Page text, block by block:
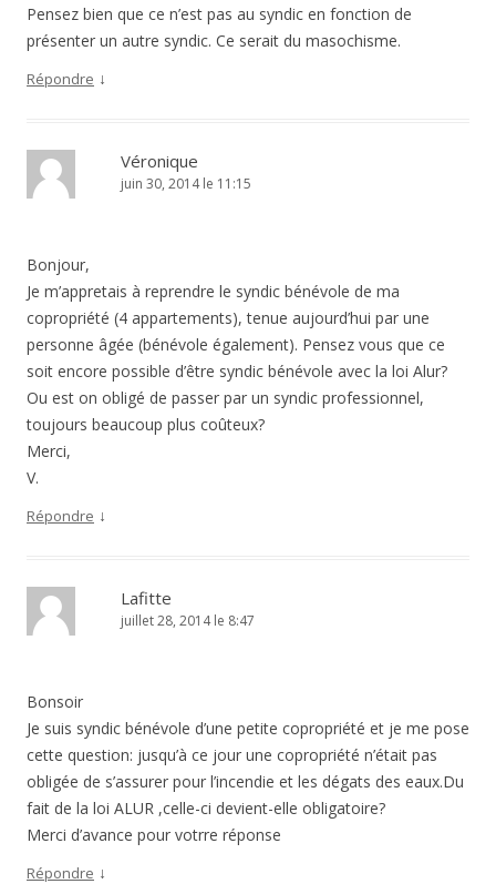
Pensez bien que ce n’est pas au syndic en fonction de
présenter un autre syndic. Ce serait du masochisme.
Répondre ↓
Véronique
juin 30, 2014 le 11:15
Bonjour,
Je m’appretais à reprendre le syndic bénévole de ma
copropriété (4 appartements), tenue aujourd’hui par une
personne âgée (bénévole également). Pensez vous que ce
soit encore possible d’être syndic bénévole avec la loi Alur?
Ou est on obligé de passer par un syndic professionnel,
toujours beaucoup plus coûteux?
Merci,
V.
Répondre ↓
Lafitte
juillet 28, 2014 le 8:47
Bonsoir
Je suis syndic bénévole d’une petite copropriété et je me pose
cette question: jusqu’à ce jour une copropriété n’était pas
obligée de s’assurer pour l’incendie et les dégats des eaux.Du
fait de la loi ALUR ,celle-ci devient-elle obligatoire?
Merci d’avance pour votrre réponse
Répondre ↓